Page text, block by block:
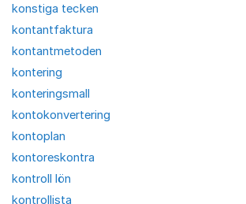
konstiga tecken
kontantfaktura
kontantmetoden
kontering
konteringsmall
kontokonvertering
kontoplan
kontoreskontra
kontroll lön
kontrollista